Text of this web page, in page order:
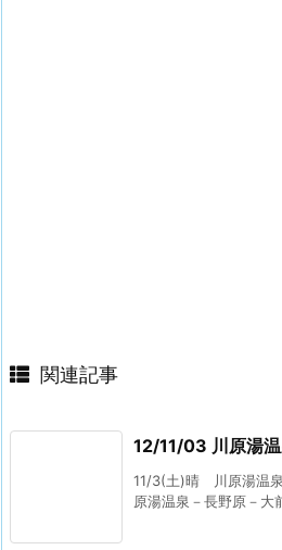
関連記事
12/11/03 川原湯
11/3(土)晴 川原湯温
原湯温泉－長野原－